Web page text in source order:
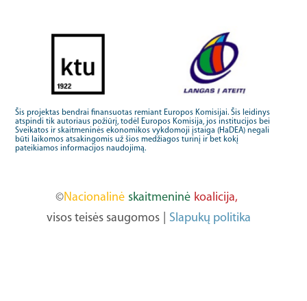
Šis projektas bendrai finansuotas remiant Europos Komisijai. Šis leidinys
atspindi tik autoriaus požiūrį, todėl Europos Komisija, jos institucijos bei
Sveikatos ir skaitmeninės ekonomikos vykdomoji įstaiga (HaDEA) negali
būti laikomos atsakingomis už šios medžiagos turinį ir bet kokį
pateikiamos informacijos naudojimą.
©Nacionalinė skaitmeninė koalicija,
visos teisės saugomos
Slapukų politika